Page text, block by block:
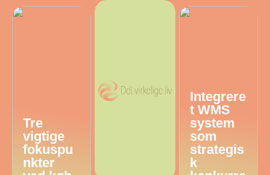
Tre
vigtige
fokuspu
nkter
Integrere
t WMS
system
som
strategis
k